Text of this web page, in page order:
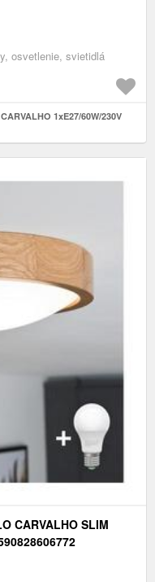
osvetlenie, svietidlá
1xE27/60W/230V
CARVALHO SLIM